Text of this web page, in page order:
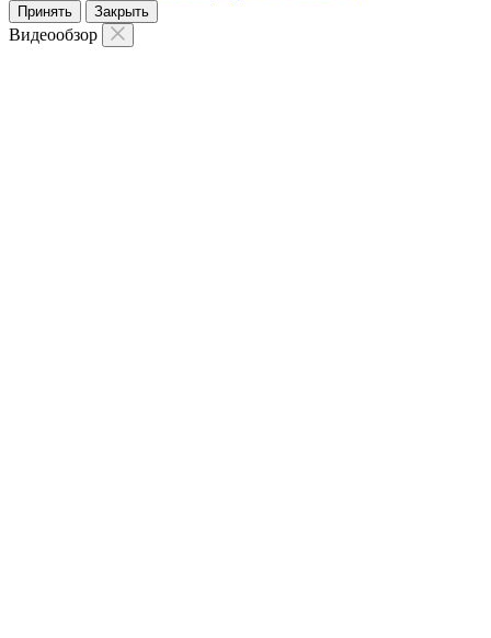
Принять Закрыть
Видеообзор